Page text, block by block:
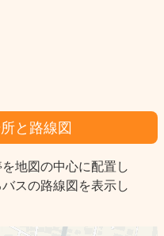
と路線図
地図の中心に配置し
スの路線図を表示し